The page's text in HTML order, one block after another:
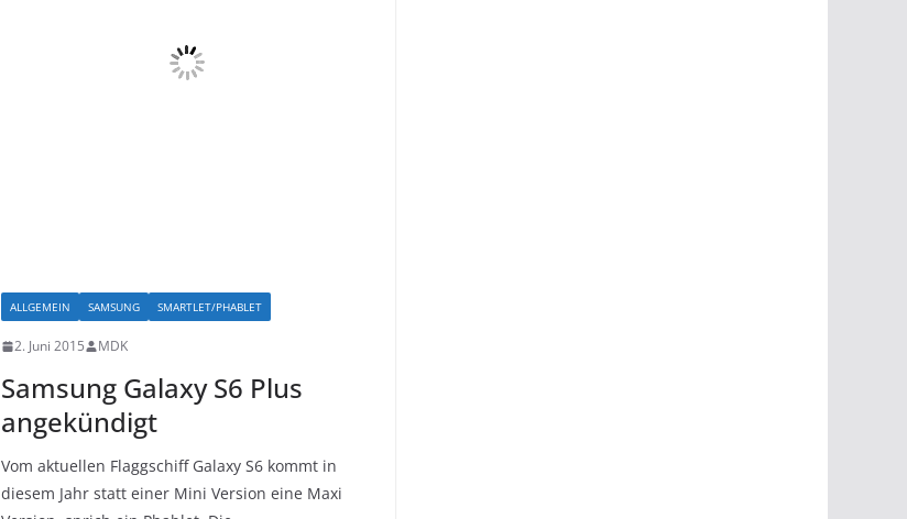
ALLGEMEIN SAMSUNG SMARTLET/PHABLET
2. Juni 2015 MDK
Samsung Galaxy S6 Plus
angekündigt
Vom aktuellen Flaggschiff Galaxy S6 kommt in
diesem Jahr statt einer Mini Version eine Maxi